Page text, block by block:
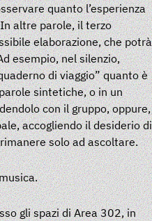
quanto l’esperienza
altre parole, il terzo
elaborazione, che potrà
esempio, nel silenzio,
di viaggio” quanto è
sintetiche, o in un
con il gruppo, oppure,
accogliendo il desiderio di
solo ad ascoltare.
gli spazi diArea 302, in